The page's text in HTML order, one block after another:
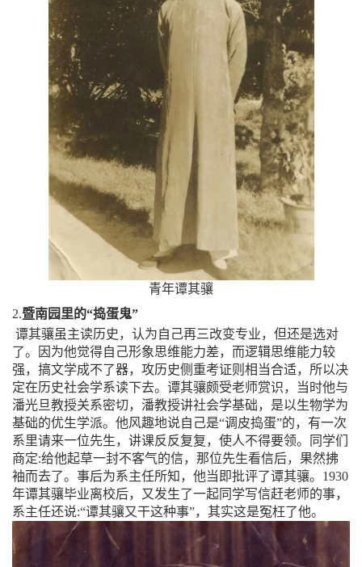
青年谭其骧
2.暨南园里的“捣蛋鬼”
谭其骧虽主读历史，认为自己再三改变专业，但还是选对
了。因为他觉得自己形象思维能力差，而逻辑思维能力较
强，搞文学成不了器，攻历史侧重考证则相当合适，所以决
定在历史社会学系读下去。 谭其骧颇受老师赏识，当时他与
潘光旦教授关系密切，潘教授讲社会学基础，是以生物学为
基础的优生学派。他风趣地说自己是“调皮捣蛋”的，有一次
系里请来一位先生，讲课反反复复，使人不得要领。同学们
商定:给他起草一封不客气的信，那位先生看信后，果然拂
袖而去了。事后为系主任所知，他当即批评了谭其骧。 1930
年谭其骧毕业离校后，又发生了一起同学写信赶老师的事，
系主任还说:“谭其骧又干这种事”，其实这是冤枉了他。